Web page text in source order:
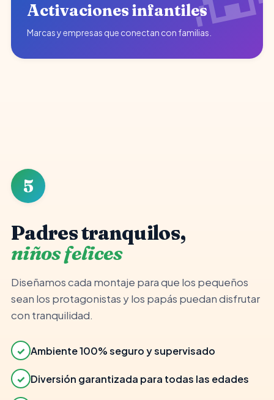
Activaciones infantiles
Marcas y empresas que conectan con familias.
👨‍👩‍👧
✓
5
Padres tranquilos,
niños felices
Diseñamos cada montaje para que los pequeños
sean los protagonistas y los papás puedan disfrutar
con tranquilidad.
✓ Ambiente 100% seguro y supervisado
✓ Diversión garantizada para todas las edades